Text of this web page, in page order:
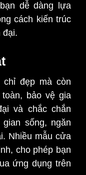
dễ dàng lựa
cách kiến trúc
đại.
đẹp mà còn
bảo vệ gia
và chắc chắn
sống, ngăn
Nhiều mẫu cửa
cho phép bạn
ứng dụng trên